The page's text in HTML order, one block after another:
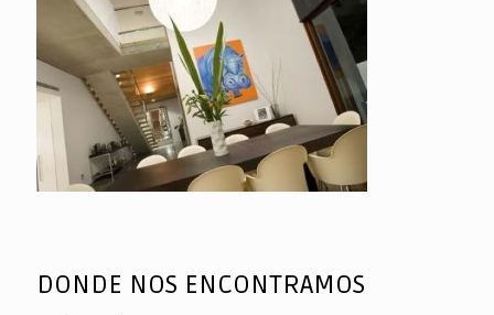
DONDE NOS ENCONTRAMOS